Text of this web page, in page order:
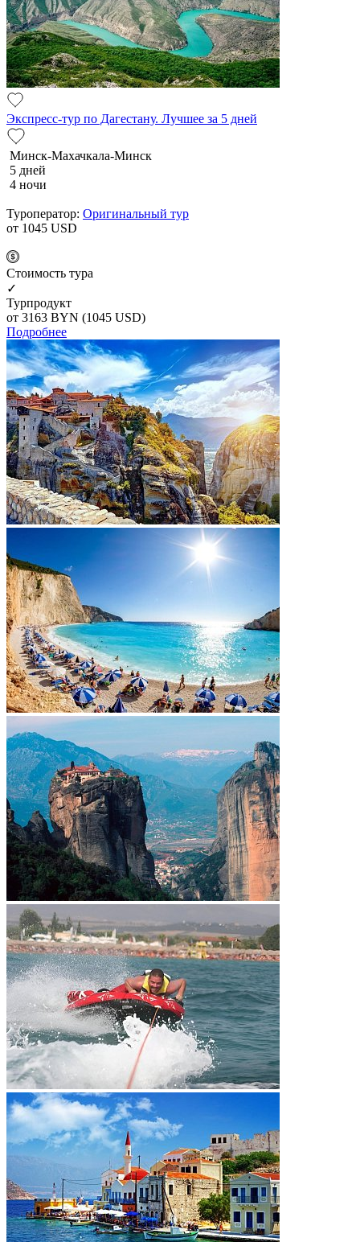
Экспресс-тур по Дагестану. Лучшее за 5 дней
Минск-Махачкала-Минск
5 дней
4 ночи
Туроператор: Оригинальный тур
от 1045 USD
Cтоимость тура
✓
Турпродукт
от 3163 BYN (1045 USD)
Подробнее